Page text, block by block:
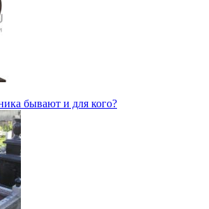
бывают и для кого?